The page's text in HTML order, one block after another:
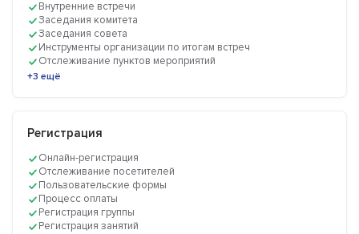
Внутренние встречи
Заседания комитета
Заседания совета
Инструменты организации по итогам встреч
Отслеживание пунктов мероприятий
+3 ещё
Регистрация
Онлайн-регистрация
Отслеживание посетителей
Пользовательские формы
Процесс оплаты
Регистрация группы
Регистрация занятий